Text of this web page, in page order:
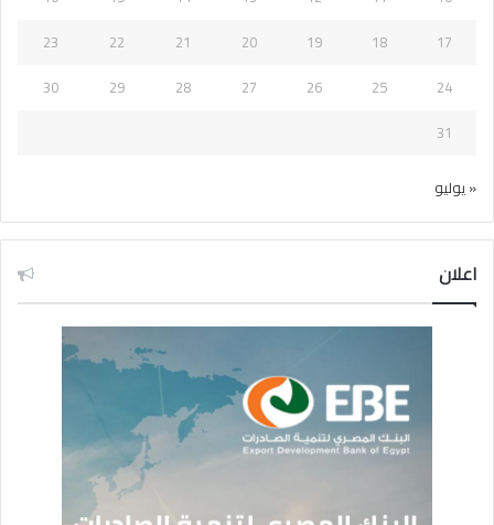
17
18
19
20
21
22
23
24
25
26
27
28
29
30
31
« يوليو
اعلان